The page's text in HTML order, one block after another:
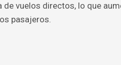
de vuelos directos, lo que
pasajeros.